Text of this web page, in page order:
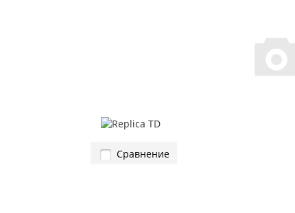
Сравнение